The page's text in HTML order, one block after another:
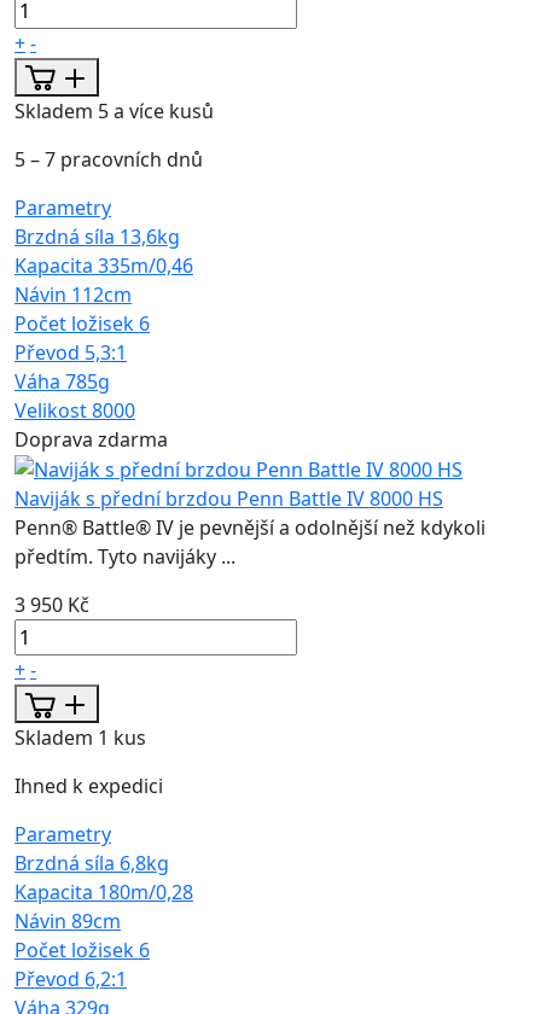
+-
Skladem 5 a více kusů
5 – 7 pracovních dnů
Parametry
Brzdná síla 13,6kg
Kapacita 335m/0,46
Návin 112cm
Počet ložisek 6
Převod 5,3:1
Váha 785g
Velikost8000
Doprava zdarma
Naviják s přední brzdou Penn Battle IV 8000 HS
Penn® Battle® IV je pevnější a odolnější než kdykoli
předtím. Tyto navijáky ...
3 950 Kč
+-
Skladem 1 kus
Ihned k expedici
Parametry
Brzdná síla 6,8kg
Kapacita 180m/0,28
Návin 89cm
Počet ložisek 6
Převod 6,2:1
Váha 329g